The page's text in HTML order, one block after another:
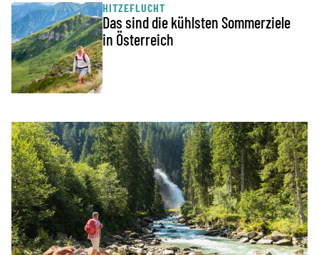
HITZEFLUCHT
Das sind die kühlsten Sommerziele
in Österreich